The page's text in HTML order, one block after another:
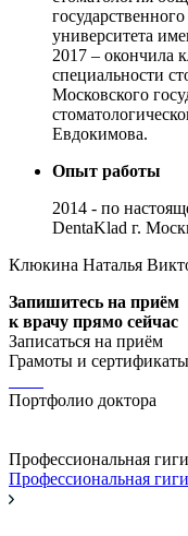
университета
2017 – окончила
специальности
Московского
Евдокимова.
Опыт работы
2014 - по
DentaKlad г.
Клюкина Наталья
Запишитесь на приём
к врачу прямо сейчас
Записаться на приём
Грамоты и
Портфолио доктора
Профессиональная
Профессиональная